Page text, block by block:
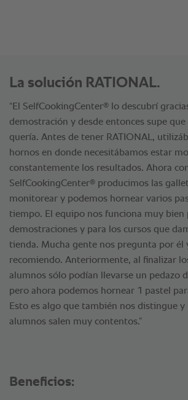
La solución RATIONAL.
“El SelfCookingCenter®
lo descubrí
demostración y desde entonces supe
quería. Antes de tener RATIONAL,
hornos en donde necesitábamos estar
constantemente los resultados. Ahora
SelfCookingCenter® producimos las
monitorear y podemos hornear varios
tiempo. El equipo nos funciona muy bien
demostraciones y para los cursos que
tienda. Mucha gente nos pregunta por él
recomiendo. Anteriormente, al finalizar
alumnos sólo podían llevarse un pedazo
pero ahora podemos hornear 1 pastel
Esto es algo que también nos distingue y
alumnos salen muy contentos.”
Beneficios: